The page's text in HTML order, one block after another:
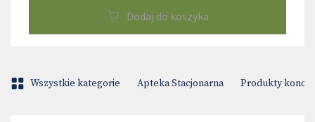
Dodaj do koszyka
Wszystkie kategorie Apteka Stacjonarna Produkty